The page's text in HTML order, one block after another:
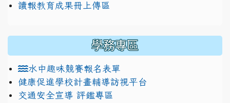
讀報教育成果冊上傳區
學務專區
水中趣味競賽報名表單
健康促進學校計畫輔導訪視平台
交通安全宣導 評鑑專區